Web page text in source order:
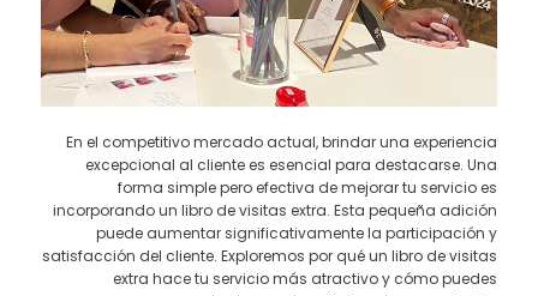
En el competitivo mercado actual, brindar una experiencia
excepcional al cliente es esencial para destacarse. Una
forma simple pero efectiva de mejorar tu servicio es
incorporando un libro de visitas extra. Esta pequeña adición
puede aumentar significativamente la participación y
satisfacción del cliente. Exploremos por qué un libro de visitas
extra hace tu servicio más atractivo y cómo puedes